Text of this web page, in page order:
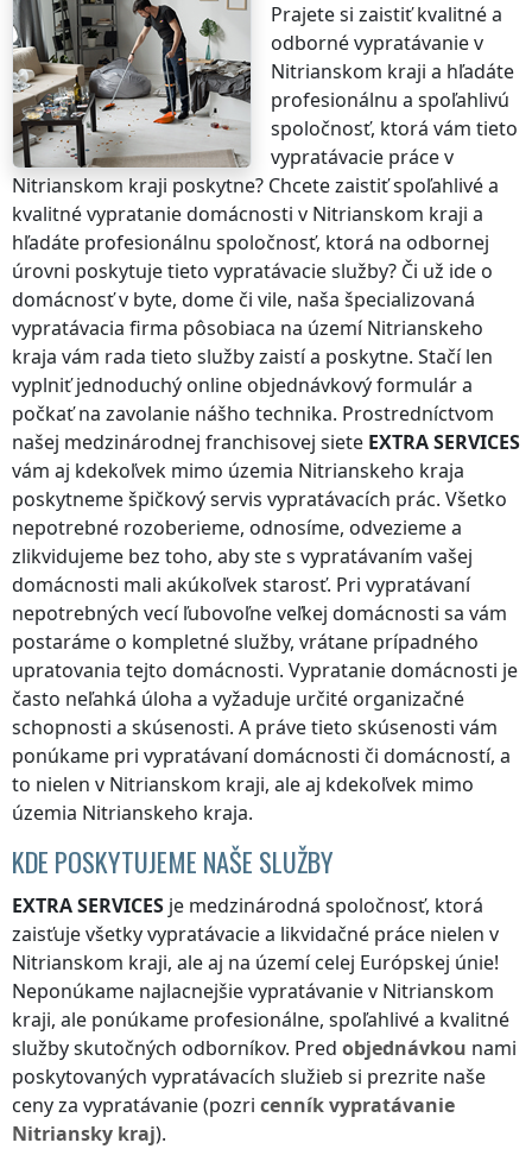
Prajete si zaistiť kvalitné a
odborné vypratávaniev
Nitrianskom kraji a hľadáte
profesionálnu a spoľahlivú
spoločnosť, ktorá vám tieto
vypratávacie prácev
Nitrianskom kraji poskytne? Chcete zaistiť spoľahlivé a
kvalitné vypratanie domácnosti v Nitrianskom kraji a
hľadáte profesionálnu spoločnosť, ktorá na odbornej
úrovni poskytuje tieto vypratávacie služby? Či už ide o
domácnosť v byte, dome či vile, naša špecializovaná
vypratávacia firma pôsobiaca na územíNitrianskeho
kraja vám rada tieto služby zaistí a poskytne. Stačí len
vyplniť jednoduchý online objednávkový formulár a
počkať na zavolanie nášho technika. Prostredníctvom
našej medzinárodnej franchisovej siete EXTRA SERVICES
vám aj kdekoľvek mimo územia Nitrianskeho kraja
poskytneme špičkový servis vypratávacích prác. Všetko
nepotrebné rozoberieme, odnosíme, odvezieme a
zlikvidujeme bez toho, aby ste s vypratávaním vašej
domácnosti mali akúkoľvek starosť. Pri vypratávaní
nepotrebných vecí ľubovoľne veľkej domácnosti sa vám
postaráme o kompletné služby, vrátane prípadného
upratovania tejto domácnosti. Vypratanie domácnosti je
často neľahká úloha a vyžaduje určité organizačné
schopnosti a skúsenosti. A práve tieto skúsenosti vám
ponúkame pri vypratávaní domácnosti či domácností, a
to nielen v Nitrianskom kraji, ale aj kdekoľvek mimo
územia Nitrianskeho kraja.
KDE POSKYTUJEME NAŠE SLUŽBY
EXTRA SERVICES je medzinárodná spoločnosť, ktorá
zaisťuje všetky vypratávacie a likvidačné práce nielen v
Nitrianskom kraji, ale aj na území celej Európskej únie!
Neponúkame najlacnejšie vypratávaniev Nitrianskom
kraji, ale ponúkame profesionálne, spoľahlivé a kvalitné
služby skutočných odborníkov. Pred objednávkou nami
poskytovaných vypratávacích služieb si prezrite naše
ceny za vypratávanie (pozri cenníkvypratávanie
Nitriansky kraj).